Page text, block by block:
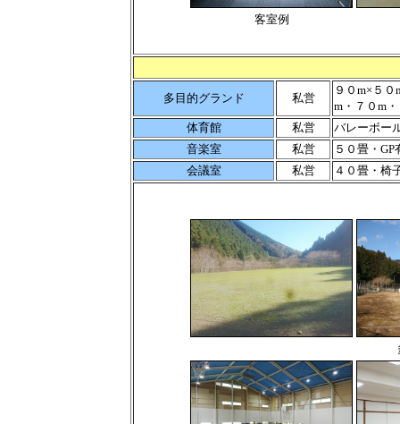
客室例
多目的グランド 私営
９０m×５
m・７０m
体育館
私営
バレーボー
音楽室
私営
５０畳・GP
会議室
私営 ４０畳・椅